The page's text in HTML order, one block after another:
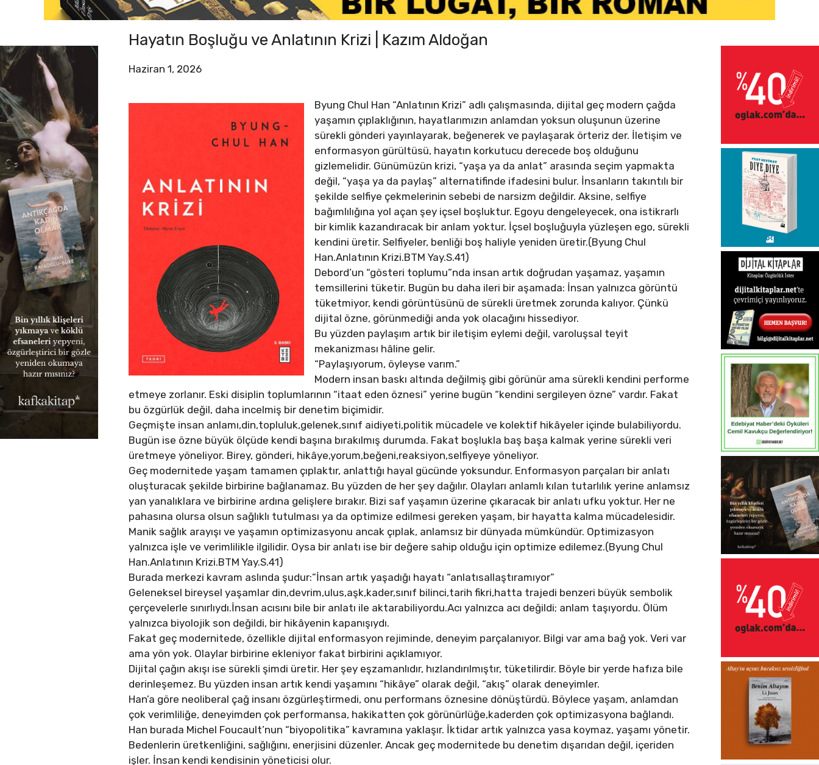
Hayatın Boşluğu ve Anlatının Krizi | Kazım Aldoğan
Haziran 1, 2026
Byung Chul Han “Anlatının Krizi” adlı çalışmasında, dijital geç modern çağda
yaşamın çıplaklığının, hayatlarımızın anlamdan yoksun oluşunun üzerine
sürekli gönderi yayınlayarak, beğenerek ve paylaşarak örteriz der. İletişim ve
enformasyon gürültüsü, hayatın korkutucu derecede boş olduğunu
gizlemelidir. Günümüzün krizi, “yaşa ya da anlat” arasında seçim yapmakta
değil, “yaşa ya da paylaş” alternatifinde ifadesini bulur. İnsanların takıntılı bir
şekilde selfiye çekmelerinin sebebi de narsizm değildir. Aksine, selfiye
bağımlılığına yol açan şey içsel boşluktur. Egoyu dengeleyecek, ona istikrarlı
bir kimlik kazandıracak bir anlam yoktur. İçsel boşluğuyla yüzleşen ego, sürekli
kendini üretir. Selfiyeler, benliği boş haliyle yeniden üretir.(Byung Chul
Han.Anlatının Krizi.BTM Yay.S.41)
Debord’un “gösteri toplumu”nda insan artık doğrudan yaşamaz, yaşamın
temsillerini tüketir. Bugün bu daha ileri bir aşamada: İnsan yalnızca görüntü
tüketmiyor, kendi görüntüsünü de sürekli üretmek zorunda kalıyor. Çünkü
dijital özne, görünmediği anda yok olacağını hissediyor.
Bu yüzden paylaşım artık bir iletişim eylemi değil, varoluşsal teyit
mekanizması hâline gelir.
“Paylaşıyorum, öyleyse varım.”
Modern insan baskı altında değilmiş gibi görünür ama sürekli kendini performe
etmeye zorlanır. Eski disiplin toplumlarının “itaat eden öznesi” yerine bugün “kendini sergileyen özne” vardır. Fakat
bu özgürlük değil, daha incelmiş bir denetim biçimidir.
Geçmişte insan anlamı,din,topluluk,gelenek,sınıf aidiyeti,politik mücadele ve kolektif hikâyeler içinde bulabiliyordu.
Bugün ise özne büyük ölçüde kendi başına bırakılmış durumda. Fakat boşlukla baş başa kalmak yerine sürekli veri
üretmeye yöneliyor. Birey, gönderi, hikâye,yorum,beğeni,reaksiyon,selfiyeye yöneliyor.
Geç modernitede yaşam tamamen çıplaktır, anlattığı hayal gücünde yoksundur. Enformasyon parçaları bir anlatı
oluşturacak şekilde birbirine bağlanamaz. Bu yüzden de her şey dağılır. Olayları anlamlı kılan tutarlılık yerine anlamsız
yan yanalıklara ve birbirine ardına gelişlere bırakır. Bizi saf yaşamın üzerine çıkaracak bir anlatı ufku yoktur. Her ne
pahasına olursa olsun sağlıklı tutulması ya da optimize edilmesi gereken yaşam, bir hayatta kalma mücadelesidir.
Manik sağlık arayışı ve yaşamın optimizasyonu ancak çıplak, anlamsız bir dünyada mümkündür. Optimizasyon
yalnızca işle ve verimlilikle ilgilidir. Oysa bir anlatı ise bir değere sahip olduğu için optimize edilemez.(Byung Chul
Han.Anlatının Krizi.BTM Yay.S.41)
Burada merkezi kavram aslında şudur:”İnsan artık yaşadığı hayatı “anlatısallaştıramıyor”
Geleneksel bireysel yaşamlar din,devrim,ulus,aşk,kader,sınıf bilinci,tarih fikri,hatta trajedi benzeri büyük sembolik
çerçevelerle sınırlıydı.İnsan acısını bile bir anlatı ile aktarabiliyordu.Acı yalnızca acı değildi; anlam taşıyordu. Ölüm
yalnızca biyolojik son değildi, bir hikâyenin kapanışıydı.
Fakat geç modernitede, özellikle dijital enformasyon rejiminde, deneyim parçalanıyor. Bilgi var ama bağ yok. Veri var
ama yön yok. Olaylar birbirine ekleniyor fakat birbirini açıklamıyor.
Dijital çağın akışı ise sürekli şimdi üretir. Her şey eşzamanlıdır, hızlandırılmıştır, tüketilirdir. Böyle bir yerde hafıza bile
derinleşemez. Bu yüzden insan artık kendi yaşamını “hikâye” olarak değil, “akış” olarak deneyimler.
Han’a göre neoliberal çağ insanı özgürleştirmedi, onu performans öznesine dönüştürdü. Böylece yaşam, anlamdan
çok verimliliğe, deneyimden çok performansa, hakikatten çok görünürlüğe,kaderden çok optimizasyona bağlandı.
Han burada Michel Foucault’nun “biyopolitika” kavramına yaklaşır. İktidar artık yalnızca yasa koymaz, yaşamı yönetir.
Bedenlerin üretkenliğini, sağlığını, enerjisini düzenler. Ancak geç modernitede bu denetim dışarıdan değil, içeriden
işler. İnsan kendi kendisinin yöneticisi olur.